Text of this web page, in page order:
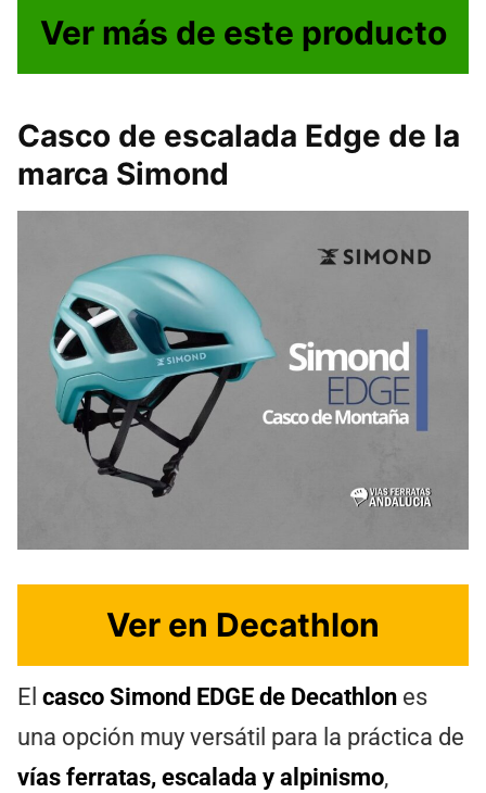
Ver más de este producto
Casco de escalada Edge de la
marca Simond
Ver en Decathlon
El casco Simond EDGE de Decathlon es
una opción muy versátil para la práctica de
vías ferratas, escalada y alpinismo,